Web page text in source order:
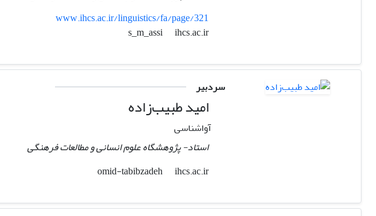
www.ihcs.ac.ir/linguistics/fa/page/321
s_m_assi
ihcs.ac.ir
سردبیر
امید طبیب‌زاده
آواشناسی
استاد- پژوهشگاه علوم انسانی و مطالعات فرهنگی
omid-tabibzadeh
ihcs.ac.ir